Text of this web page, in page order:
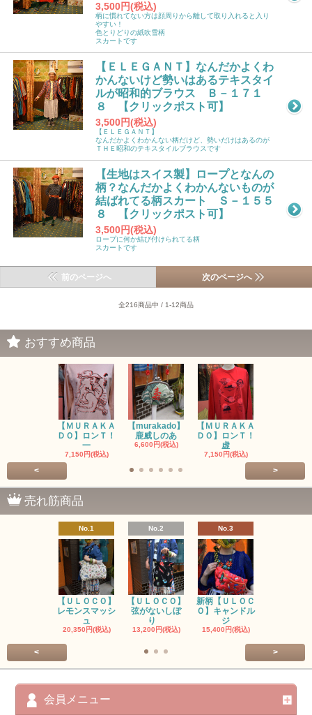
3,500円(税込)
柄に慣れてない方は顔周りから離して取り入れると入り
やすい！
色とりどりの紙吹雪柄
スカートです
【ＥＬＥＧＡＮＴ】なんだかよくわ
かんないけど勢いはあるテキスタイ
ルが昭和的ブラウス Ｂ－１７１
８ 【クリックポスト可】
3,500円(税込)
【ＥＬＥＧＡＮＴ】
なんだかよくわかんない柄だけど、勢いだけはあるのが
ＴＨＥ昭和のテキスタイルブラウスです
【生地はスイス製】ロープとなんの
柄？なんだかよくわかんないものが
結ばれてる柄スカート Ｓ－１５５
８ 【クリックポスト可】
3,500円(税込)
ロープに何か結び付けられてる柄
スカートです
前のページへ 次のページへ
全216商品中 / 1-12商品
おすすめ商品
【ＭＵＲＡＫＡ
ＤＯ】ロンＴ！
一
7,150円(税込)
【murakado】
鹿威しのあ
6,600円(税込)
【ＭＵＲＡＫＡ
ＤＯ】ロンＴ！
虚
7,150円(税込)
< >
売れ筋商品
No.1
【ＵＬＯＣＯ】
レモンスマッシ
ュ
20,350円(税込)
No.2
【ＵＬＯＣＯ】
弦がないしぼ
り
13,200円(税込)
No.3
新柄【ＵＬＯＣ
Ｏ】キャンドル
ジ
15,400円(税込)
< >
会員メニュー